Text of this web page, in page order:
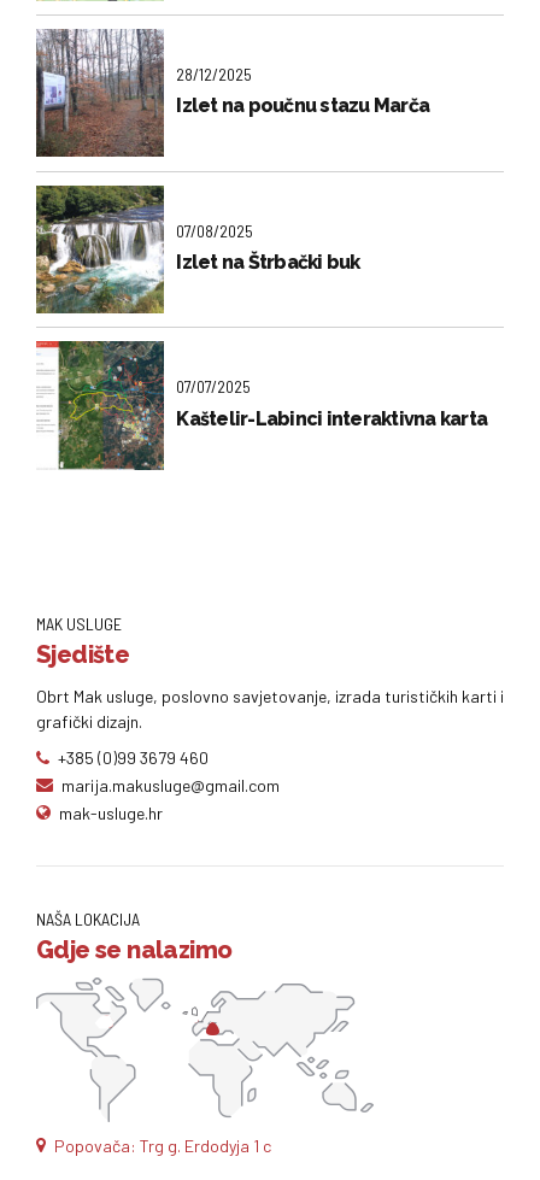
28/12/2025
Izlet na poučnu stazu Marča
07/08/2025
Izlet na Štrbački buk
07/07/2025
Kaštelir-Labinci interaktivna karta
MAK USLUGE
Sjedište
Obrt Mak usluge, poslovno savjetovanje, izrada turističkih karti i
grafički dizajn.
+385 (0)99 3679 460
marija.makusluge@gmail.com
mak-usluge.hr
NAŠA LOKACIJA
Gdje se nalazimo
Popovača: Trg g. Erdodyja 1 c